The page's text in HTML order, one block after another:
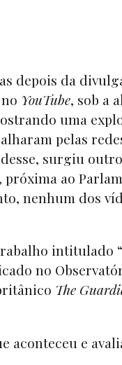
depois da
YouTube, sob a
uma
pelas
surgiu
próxima ao
nenhum dos
intitulado
no
The
aconteceu e